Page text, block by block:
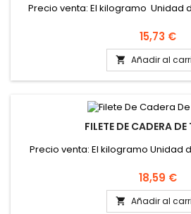
Precio venta: El kilogramo Unidad
Precio
15,73 €
 Añadir al
FILETE DE CADERA DE
Precio venta: El kilogramo Unidad
Precio
18,59 €
 Añadir al